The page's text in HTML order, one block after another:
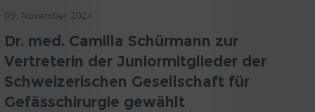
09. November 2024
Dr. med. Camilla Schürmann zur
Vertreterin der Juniormitglieder der
Schweizerischen Gesellschaft für
Gefässchirurgie gewählt